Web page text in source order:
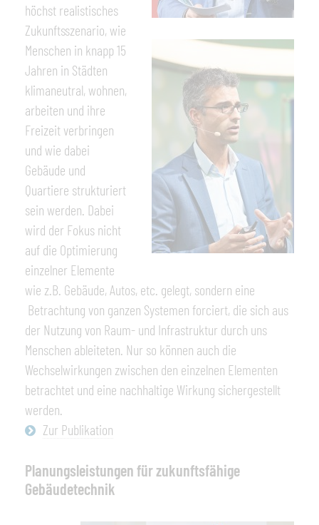
höchst realistisches
Zukunftsszenario, wie
Menschen in knapp 15
Jahren in Städten
klimaneutral, wohnen,
arbeiten und ihre
Freizeit verbringen
und wie dabei
Gebäude und
Quartiere strukturiert
sein werden. Dabei
wird der Fokus nicht
auf die Optimierung
einzelner Elemente
wie z.B. Gebäude, Autos, etc. gelegt, sondern eine
Betrachtung von ganzen Systemen forciert, die sich aus
der Nutzung von Raum- und Infrastruktur durch uns
Menschen ableiteten. Nur so können auch die
Wechselwirkungen zwischen den einzelnen Elementen
betrachtet und eine nachhaltige Wirkung sichergestellt
werden.
Zur Publikation
Planungsleistungen für zukunftsfähige
Gebäudetechnik